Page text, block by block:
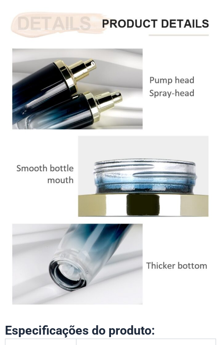
Especificações do produto: